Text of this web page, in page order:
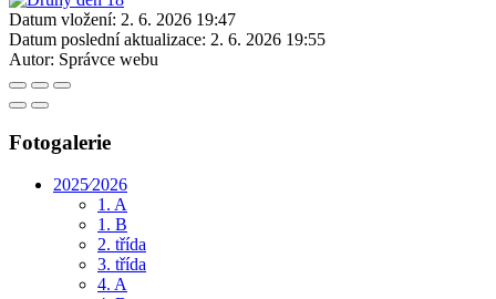
Datum vložení: 2. 6. 2026 19:47
Datum poslední aktualizace: 2. 6. 2026 19:55
Autor: Správce webu
Fotogalerie
2025⁄2026
1. A
1. B
2. třída
3. třída
4. A